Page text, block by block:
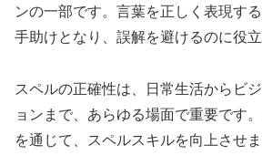
ンの一部です。言葉を正しく表現す
手助けとなり、誤解を避けるのに役立
スペルの正確性は、日常生活からビ
ョンまで、あらゆる場面で重要です
を通じて、スペルスキルを向上させま